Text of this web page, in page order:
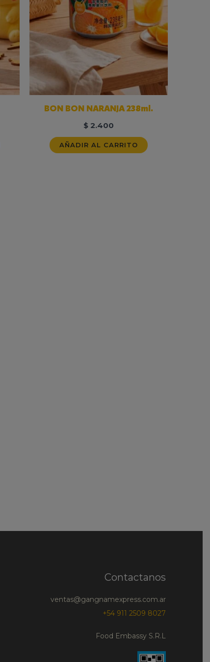
BON BON NARANJA 238ml.
$ 2.400
AÑADIR AL CARRITO
Contactanos
ventas@gangnamexpress.com.ar
+54 911 2509 8027
Food Embassy S.R.L